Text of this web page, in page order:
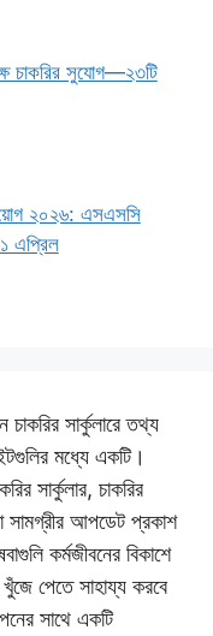
চাকরির সুযোগ—২৩টি
২০২৬: এসএসসি
এপ্রিল
চাকরির সার্কুলারে তথ্য
মধ্যে একটি।
সার্কুলার, চাকরির
সামগ্রীর আপডেট প্রকাশ
কর্মজীবনের বিকাশে
পেতে সাহায্য করবে
সাথে একটি